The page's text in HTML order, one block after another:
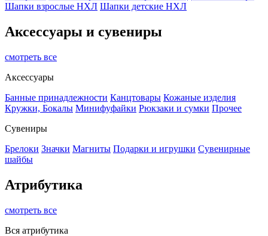
Шапки взрослые НХЛ Шапки детские НХЛ
Аксессуары и сувениры
смотреть все
Аксессуары
Банные принадлежности Канцтовары Кожаные изделия
Кружки, Бокалы Минифуфайки Рюкзаки и сумки Прочее
Сувениры
Брелоки Значки Магниты Подарки и игрушки Сувенирные
шайбы
Атрибутика
смотреть все
Вся атрибутика